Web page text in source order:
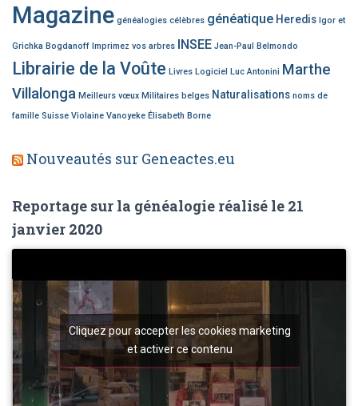
Magazine généalogies célèbres généatique Heredis Igor et
Grichka Bogdanoff Imprimez vos arbres INSEE Jean-Paul Belmondo
Librairie de la Voûte Livres Logiciel Luc Antonini Marthe
Villalonga Meilleurs vœux Militaires belges Naturalisations noms de
famille Suisse Violaine Vanoyeke Élisabeth Borne
Nouveautés sur Geneactes.eu
Reportage sur la généalogie réalisé le 21
janvier 2020
Cliquez pour accepter les cookies marketing
et activer ce contenu